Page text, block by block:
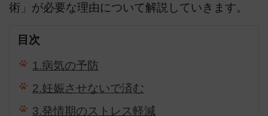
術」が必要な理由について解説していきます。
目次
1.病気の予防
2.妊娠させないで済む
3.発情期のストレス軽減